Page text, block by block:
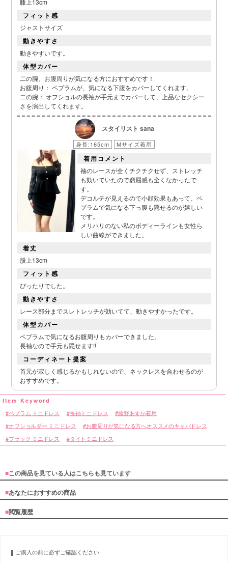
■カラーバリエーション
膝上13cm
フィット感
ジャストサイズ
動きやすさ
動きやすいです。
体型カバー
二の腕、お腹周りが気になる方におすすめです！
お腹周り： ペプラムが、気になる下腹をカバーしてくれます。
二の腕： オフショルの長袖が手元までカバーして、上品なセクシー
さを演出してくれます。
スタイリスト sana
身長:165cm Mサイズ着用
着用コメント
袖のレースが全くチクチクせず、ストレッチ
も効いていたので窮屈感も全くなかったで
す。
デコルテが見えるので小顔効果もあって、ペ
プラムで気になる下っ腹も隠せるのが嬉しい
です。
メリハリのない私のボディーラインも女性ら
しい曲線ができました。
着丈
股上13cm
フィット感
ぴったりでした。
動きやすさ
レース部分までスレトレッチが効いてて、動きやすかったです。
体型カバー
ペプラムで気になるお腹周りもカバーできました。
長袖なので手元も隠せます!!
コーディネート提案
首元が寂しく感じるかもしれないので、ネックレスを合わせるのが
おすすめです。
ペプラム ミニドレス 長袖ミニドレス 綾野あすか着用
オフショルダー ミニドレス お腹周りが気になる方へオススメのキャバドレス
ブラック ミニドレス タイトミニドレス
■この商品を見ている人はこちらも見ています
■あなたにおすすめの商品
■閲覧履歴
ご購入の前に必ずご確認ください